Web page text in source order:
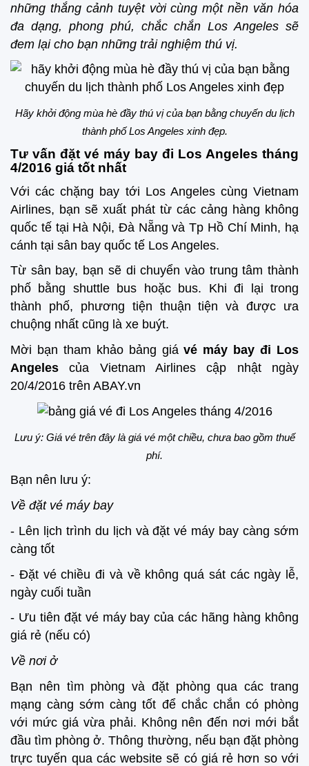
những thắng cảnh tuyệt vời cùng một nền văn hóa
đa dạng, phong phú, chắc chắn Los Angeles sẽ
đem lại cho bạn những trải nghiệm thú vị.
Hãy khởi động mùa hè đầy thú vị của bạn bằng chuyến du lịch
thành phố Los Angeles xinh đẹp.
Tư vấn đặt vé máy bay đi Los Angeles tháng
4/2016 giá tốt nhất
Với các chặng bay tới Los Angeles cùng Vietnam
Airlines, bạn sẽ xuất phát từ các cảng hàng không
quốc tế tại Hà Nội, Đà Nẵng và Tp Hồ Chí Minh, hạ
cánh tại sân bay quốc tế Los Angeles.
Từ sân bay, bạn sẽ di chuyển vào trung tâm thành
phố bằng shuttle bus hoặc bus. Khi đi lại trong
thành phố, phương tiện thuận tiện và được ưa
chuộng nhất cũng là xe buýt.
Mời bạn tham khảo bảng giávé máy bay đi Los
Angeles của Vietnam Airlines cập nhật ngày
20/4/2016 trên ABAY.vn
Lưu ý: Giá vé trên đây là giá vé một chiều, chưa bao gồm thuế
phí.
Bạn nên lưu ý:
Về đặt vé máy bay
- Lên lịch trình du lịch và đặt vé máy bay càng sớm
càng tốt
- Đặt vé chiều đi và về không quá sát các ngày lễ,
ngày cuối tuần
- Ưu tiên đặt vé máy bay của các hãng hàng không
giá rẻ (nếu có)
Về nơi ở
Bạn nên tìm phòng và đặt phòng qua các trang
mạng càng sớm càng tốt để chắc chắn có phòng
với mức giá vừa phải. Không nên đến nơi mới bắt
đầu tìm phòng ở. Thông thường, nếu bạn đặt phòng
trực tuyến qua các website sẽ có giá rẻ hơn so với